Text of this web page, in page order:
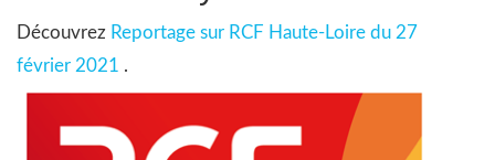
Découvrez Reportage sur RCF Haute-Loire du 27
février 2021 .